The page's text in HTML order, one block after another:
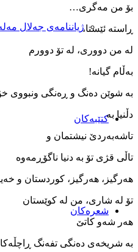
ژیاننامەی جەلال
کتێبەکان
شعرەکان
بۆ من مه‌گری…
ڕاسته ‌ئێستا،
له ‌من دووری، له ‌تۆ دوورم
به‌ڵام گیانه!
به ‌شوێن ده‌نگ و ڕە‌نگی ونبووی
دڵنیا به‌
تاشه‌به‌ردێ نیشتمان و
تاڵی قژی تۆ به‌ دنیا ناگۆڕمه‌وه
هه‌رگیز، هه‌رگیز، کوردستان و
تۆ له‌ شاری، من له‌ کوێستان
هه‌ر شه‌و کاتێ
به‌ شریخه‌ی ده‌نگی تفه‌نگ